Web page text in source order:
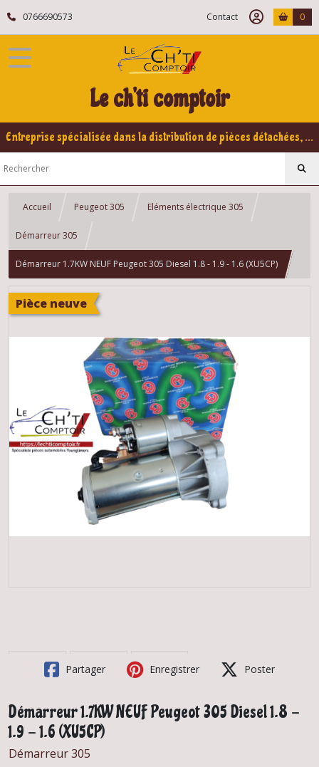
0766690573 Contact 0
Le ch'ti comptoir
Entreprise spécialisée dans la distribution de pièces détachées, refabrication pour voitures Yountimers Peugeot 205 GTI, 309 GTI - GTI16
Accueil Peugeot 305 Eléments électrique 305
Démarreur 305
Démarreur 1.7KW NEUF Peugeot 305 Diesel 1.8 - 1.9 - 1.6 (XU5CP)
Pièce neuve
Partager Enregistrer Poster
Démarreur 1.7KW NEUF Peugeot 305 Diesel 1.8 -
1.9 - 1.6 (XU5CP)
Démarreur 305